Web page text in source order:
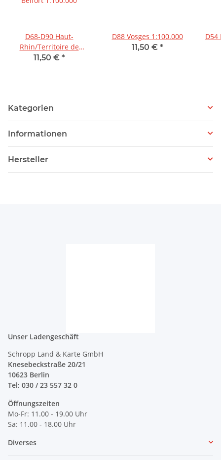
D68-D90 Haut-
Rhin/Territoire de
Belfort 1:100.000
11,50 € *
D88 Vosges 1:100.000
11,50 € *
D54 Meurthe-et-Moselle
Kategorien
Informationen
Hersteller
Unser Ladengeschäft
Schropp Land & Karte GmbH
Knesebeckstraße 20/21
10623 Berlin
Tel: 030 / 23 557 32 0
Öffnungszeiten
Mo-Fr: 11.00 - 19.00 Uhr
Sa: 11.00 - 18.00 Uhr
Diverses